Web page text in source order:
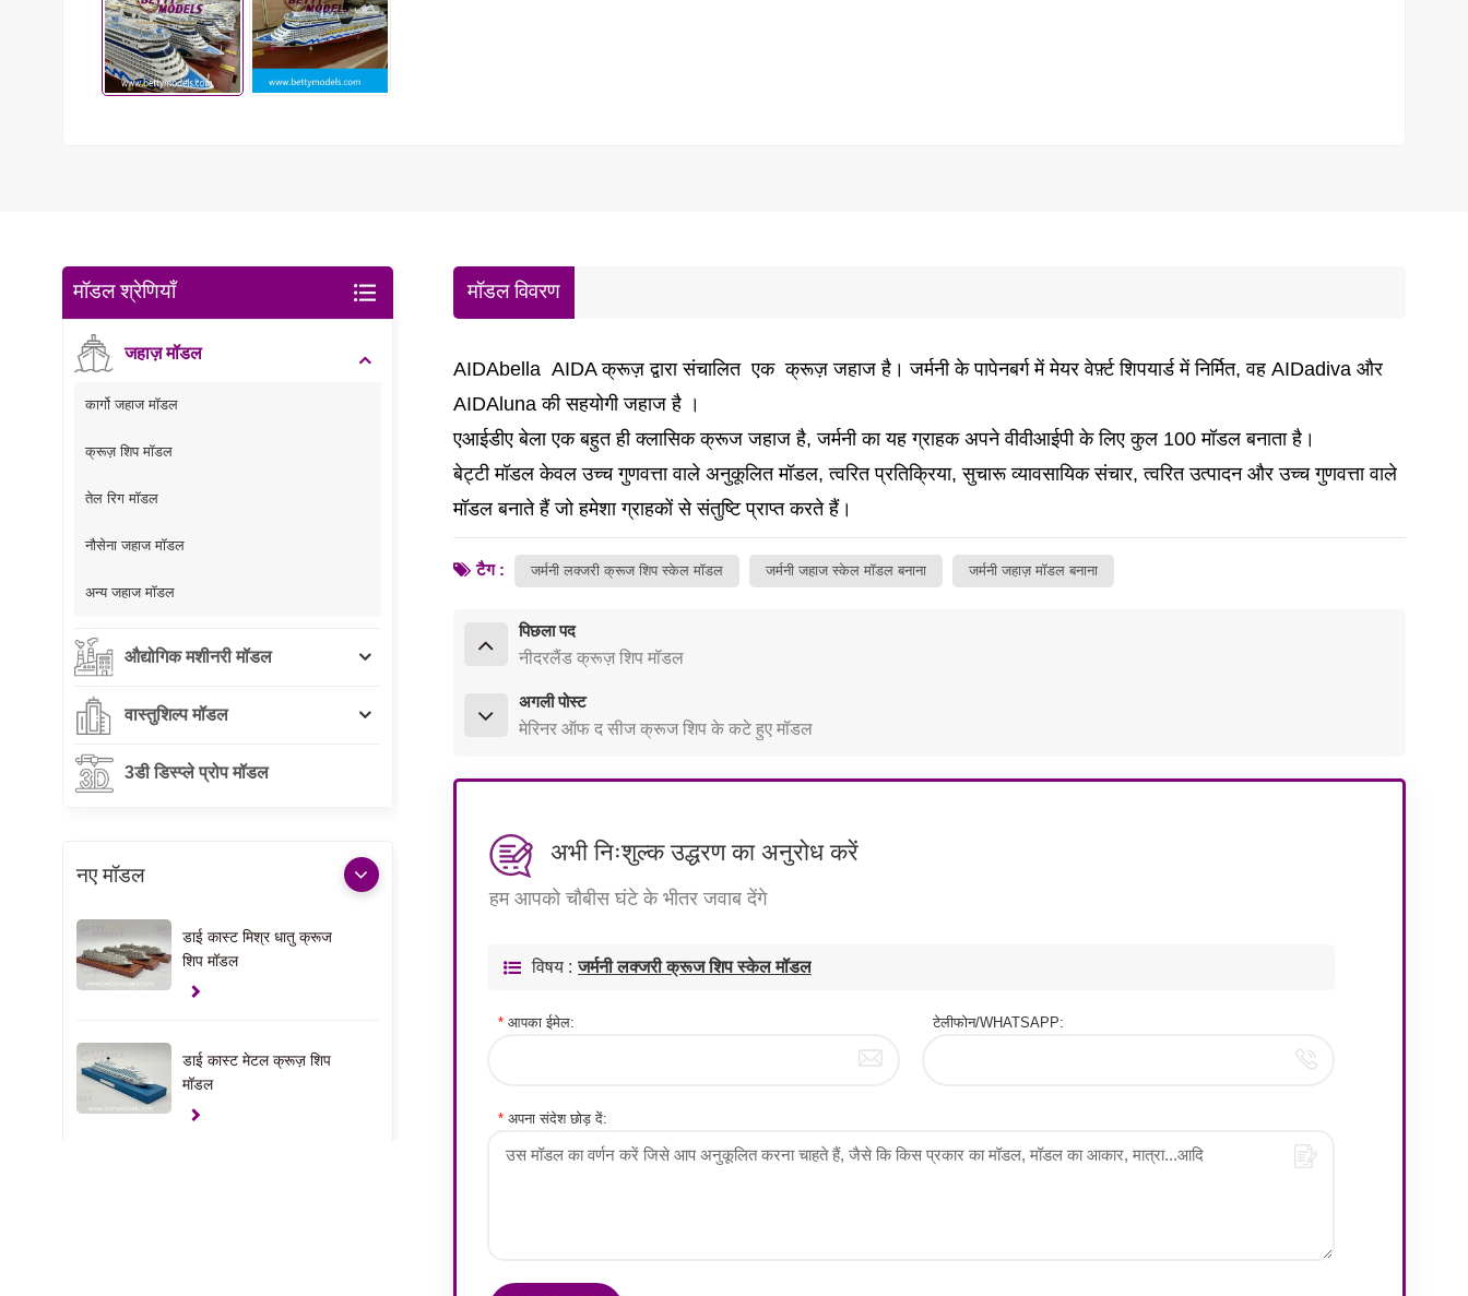
मॉडल विवरण
AIDAbella AIDA क्रूज़ द्वारा संचालित एक क्रूज़ जहाज है। जर्मनी के पापेनबर्ग में मेयर वेर्फ़्ट शिपयार्ड में निर्मित, वह AIDadiva और
AIDAluna की सहयोगी जहाज है।
एआईडीए बेला एक बहुत ही क्लासिक क्रूज जहाज है, जर्मनी का यह ग्राहक अपने वीवीआईपी के लिए कुल 100 मॉडल बनाता है।
बेट्टी मॉडल केवल उच्च गुणवत्ता वाले अनुकूलित मॉडल, त्वरित प्रतिक्रिया, सुचारू व्यावसायिक संचार, त्वरित उत्पादन और उच्च गुणवत्ता वाले
मॉडल बनाते हैं जो हमेशा ग्राहकों से संतुष्टि प्राप्त करते हैं।
टैग : जर्मनी लक्जरी क्रूज शिप स्केल मॉडल जर्मनी जहाज स्केल मॉडल बनाना जर्मनी जहाज़ मॉडल बनाना
पिछला पद
नीदरलैंड क्रूज़ शिप मॉडल
अगली पोस्ट
मेरिनर ऑफ द सीज क्रूज शिप के कटे हुए मॉडल
अभी निःशुल्क उद्धरण का अनुरोध करें
हम आपको चौबीस घंटे के भीतर जवाब देंगे
विषय : जर्मनी लक्जरी क्रूज शिप स्केल मॉडल
*आपका ईमेल: टेलीफोन/WHATSAPP:
*अपना संदेश छोड़ दें:
मॉडल श्रेणियाँ
जहाज़ मॉडल
कार्गो जहाज मॉडल
क्रूज़ शिप मॉडल
तेल रिग मॉडल
नौसेना जहाज मॉडल
अन्य जहाज मॉडल
औद्योगिक मशीनरी मॉडल
वास्तुशिल्प मॉडल
3डी डिस्प्ले प्रोप मॉडल
नए मॉडल
डाई कास्ट मिश्र धातु क्रूज
शिप मॉडल
डाई कास्ट मेटल क्रूज़ शिप
मॉडल